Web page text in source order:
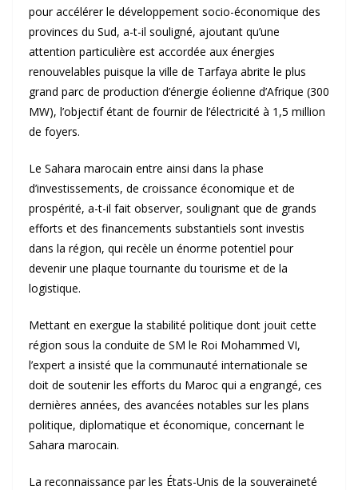
pour accélérer le développement socio-économique des
provinces du Sud, a-t-il souligné, ajoutant qu’une
attention particulière est accordée aux énergies
renouvelables puisque la ville de Tarfaya abrite le plus
grand parc de production d’énergie éolienne d’Afrique (300
MW), l’objectif étant de fournir de l’électricité à 1,5 million
de foyers.
Le Sahara marocain entre ainsi dans la phase
d’investissements, de croissance économique et de
prospérité, a-t-il fait observer, soulignant que de grands
efforts et des financements substantiels sont investis
dans la région, qui recèle un énorme potentiel pour
devenir une plaque tournante du tourisme et de la
logistique.
Mettant en exergue la stabilité politique dont jouit cette
région sous la conduite de SM le Roi Mohammed VI,
l’expert a insisté que la communauté internationale se
doit de soutenir les efforts du Maroc qui a engrangé, ces
dernières années, des avancées notables sur les plans
politique, diplomatique et économique, concernant le
Sahara marocain.
La reconnaissance par les États-Unis de la souveraineté